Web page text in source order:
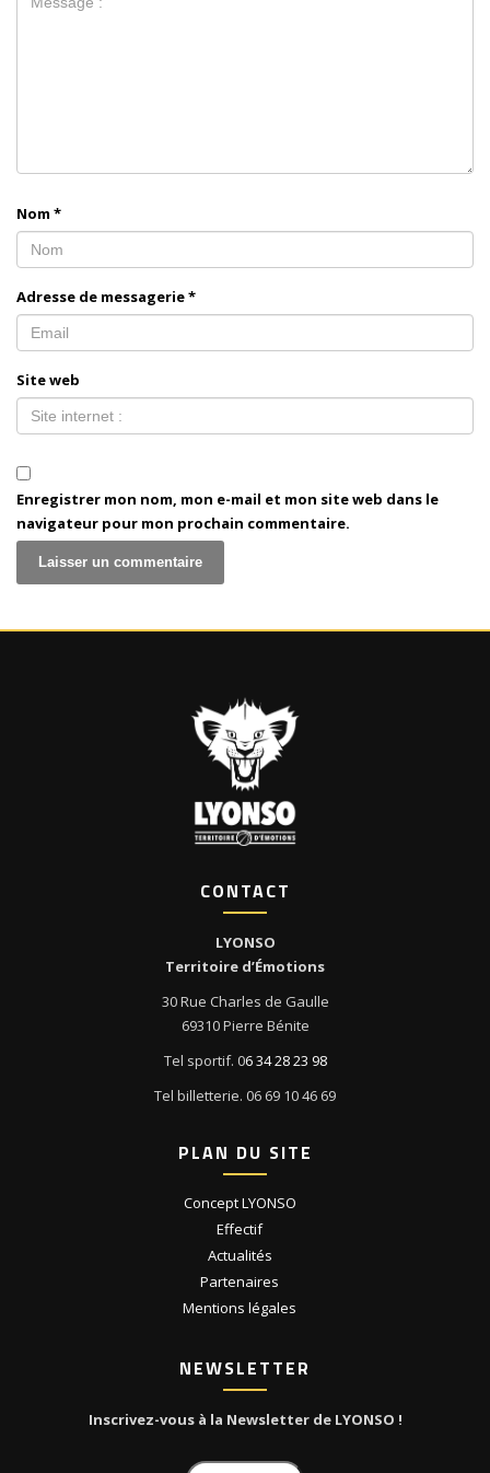
Nom *
Adresse de messagerie*
Site web
Enregistrer mon nom, mon e-mail et mon site web dans le
navigateur pour mon prochain commentaire.
CONTACT
LYONSO
Territoire d’Émotions
30 Rue Charles de Gaulle
69310 Pierre Bénite
Tel sportif. 06 34 28 23 98
Tel billetterie. 06 69 10 46 69
PLAN DU SITE
Concept LYONSO
Effectif
Actualités
Partenaires
Mentions légales
NEWSLETTER
Inscrivez-vous à la Newsletter de LYONSO !